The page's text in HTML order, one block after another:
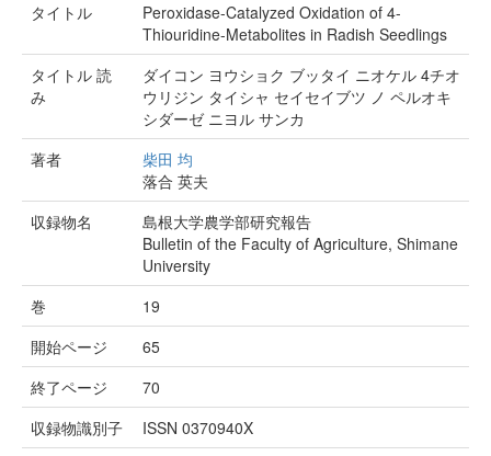
タイトル
Peroxidase-Catalyzed Oxidation of 4-
Thiouridine-Metabolites in Radish Seedlings
タイトル 読
み
ダイコン ヨウショク ブッタイ ニオケル 4チオ
ウリジン タイシャ セイセイブツ ノ ペルオキ
シダーゼ ニヨル サンカ
著者
柴田 均
落合 英夫
収録物名
島根大学農学部研究報告
Bulletin of the Faculty of Agriculture, Shimane
University
巻
19
開始ページ
65
終了ページ
70
収録物識別子
ISSN 0370940X